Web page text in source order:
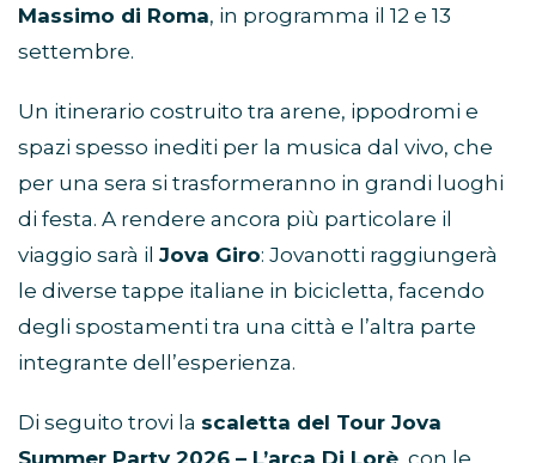
Massimo di Roma, in programma il 12 e 13
settembre.
Un itinerario costruito tra arene, ippodromi e
spazi spesso inediti per la musica dal vivo, che
per una sera si trasformeranno in grandi luoghi
di festa. A rendere ancora più particolare il
viaggio sarà il Jova Giro: Jovanotti raggiungerà
le diverse tappe italiane in bicicletta, facendo
degli spostamenti tra una città e l’altra parte
integrante dell’esperienza.
Di seguito trovi la scaletta del Tour Jova